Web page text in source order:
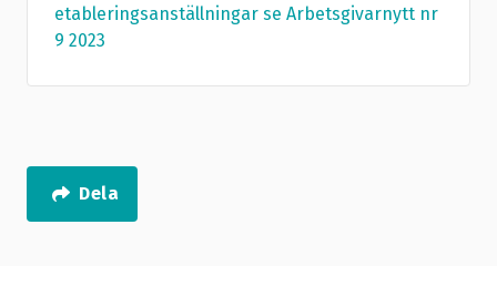
etableringsanställningar se Arbetsgivarnytt nr
9 2023
Dela